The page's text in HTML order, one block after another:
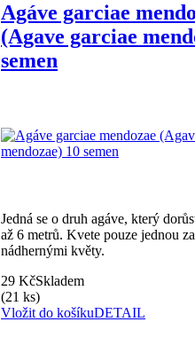
Agáve garciae
(Agave garciae
semen
Jedná se o druh agáve, který
až 6 metrů. Kvete pouze jednou
nádhernými květy.
29 KčSkladem
(21 ks)
Vložit do košíkuDETAIL